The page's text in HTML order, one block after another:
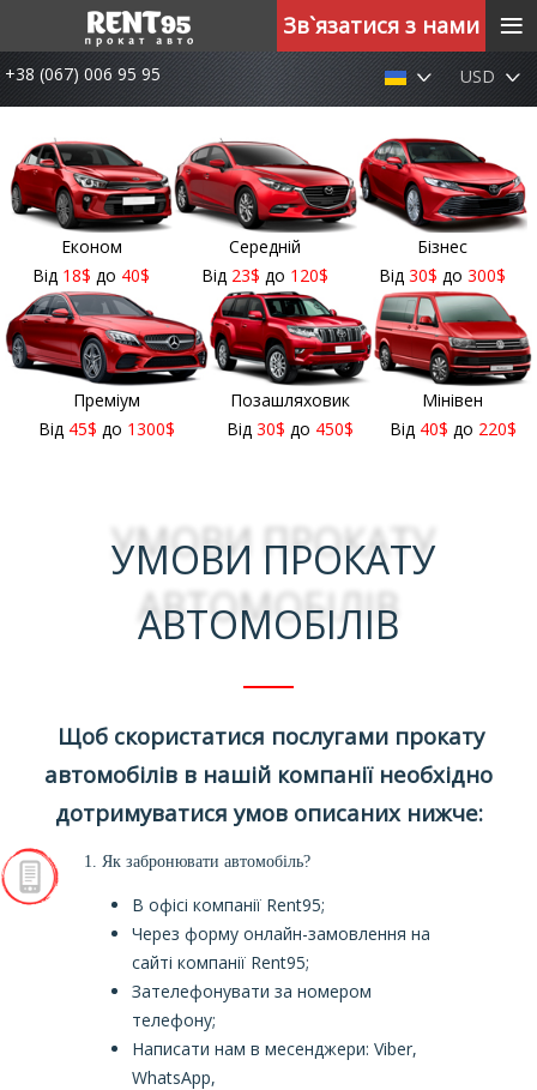
+38 (067) 006 95 95 USD
Економ
Від 18$ до 40$
Середній
Від 23$ до 120$
Бізнес
Від 30$ до 300$
Преміум
Від 45$ до 1300$
Позашляховик
Від30$ до 450$
Мінівен
Від 40$ до 220$
УМОВИ ПРОКАТУ
АВТОМОБІЛІВ
Щоб скористатися послугами прокату
автомобілів в нашій компанії необхідно
дотримуватися умов описаних нижче:
1. Як забронювати автомобіль?
В офісі компанії Rent95;
Через форму онлайн-замовлення на
сайті компанії Rent95;
Зателефонувати за номером
телефону;
Написати нам в месенджери: Viber,
WhatsApp,
Зв`язатися з нами ≡